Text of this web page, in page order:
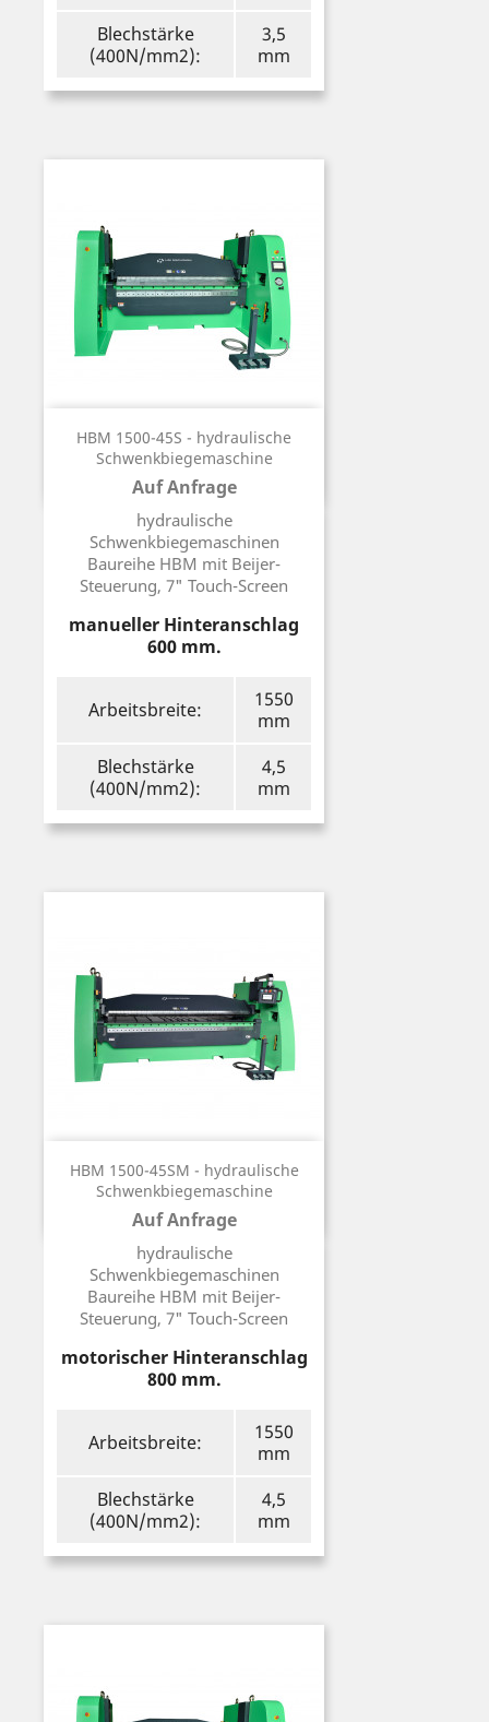
Blechstärke
(400N/mm2):
3,5
mm
HBM 1500-45S - hydraulische
Schwenkbiegemaschine
Auf Anfrage
Preis
hydraulische
Schwenkbiegemaschinen
Baureihe HBM mit Beijer-
Steuerung, 7" Touch-Screen
manueller Hinteranschlag
600 mm.
Arbeitsbreite:
1550
mm
Blechstärke
(400N/mm2):
4,5
mm
HBM 1500-45SM - hydraulische
Schwenkbiegemaschine
Auf Anfrage
Preis
hydraulische
Schwenkbiegemaschinen
Baureihe HBM mit Beijer-
Steuerung, 7" Touch-Screen
motorischer Hinteranschlag
800 mm.
Arbeitsbreite:
1550
mm
Blechstärke
(400N/mm2):
4,5
mm